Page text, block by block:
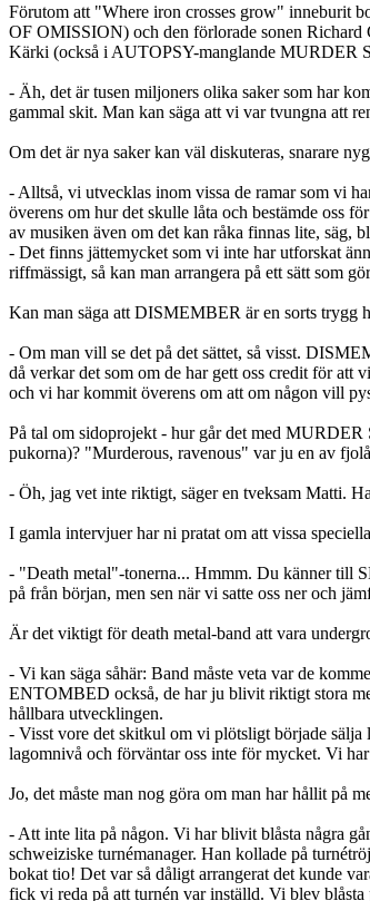
Förutom att "Where iron crosses grow" inneburit
OF OMISSION) och den förlorade sonen Richard
Kärki (också i AUTOPSY-manglande MURDER
- Äh, det är tusen miljoners olika saker som har
gammal skit. Man kan säga att vi var tvungna att
Om det är nya saker kan väl diskuteras, snarare
- Alltså, vi utvecklas inom vissa de ramar som vi
överens om hur det skulle låta och bestämde oss
av musiken även om det kan råka finnas lite, säg,
- Det finns jättemycket som vi inte har utforskat
riffmässigt, så kan man arrangera på ett sätt som
Kan man säga att DISMEMBER är en sorts trygg
- Om man vill se det på det sättet, så visst.
då verkar det som om de har gett oss credit för att
och vi har kommit överens om att om någon vill
På tal om sidoprojekt - hur går det med
pukorna)? "Murderous, ravenous" var ju en av
- Öh, jag vet inte riktigt, säger en tveksam Matti.
I gamla intervjuer har ni pratat om att vissa
- "Death metal"-tonerna... Hmmm. Du känner till
på från början, men sen när vi satte oss ner och
Är det viktigt för death metal-band att vara
- Vi kan säga såhär: Band måste veta var de
ENTOMBED också, de har ju blivit riktigt stora
hållbara utvecklingen.
- Visst vore det skitkul om vi plötsligt började
lagomnivå och förväntar oss inte för mycket. Vi
Jo, det måste man nog göra om man har hållit på
- Att inte lita på någon. Vi har blivit blåsta några
schweiziske turnémanager. Han kollade på
bokat tio! Det var så dåligt arrangerat det kunde
fick vi reda på att turnén var inställd. Vi blev blåsta